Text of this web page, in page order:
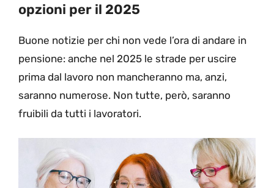
opzioni per il 2025
Buone notizie per chi non vede l’ora di andare in
pensione: anche nel 2025 le strade per uscire
prima dal lavoro non mancheranno ma, anzi,
saranno numerose. Non tutte, però, saranno
fruibili da tutti i lavoratori.